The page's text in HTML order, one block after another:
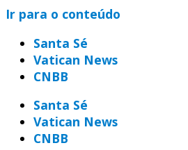
Ir para o conteúdo
Santa Sé
Vatican News
CNBB
Santa Sé
Vatican News
CNBB